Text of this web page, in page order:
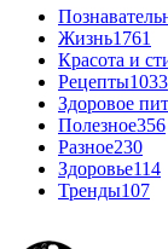
Жизнь1761
Красота и
Рецепты1033
Здоровое
Полезное356
Разное230
Здоровье114
Тренды107